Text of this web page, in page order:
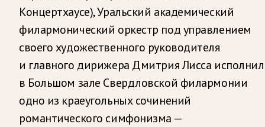
Концертхаусе), Уральский академический
филармонический оркестр под управлением
своего художественного руководителя
и главного дирижера Дмитрия Лисса исполнил
в Большом зале Свердловской филармонии
одно из краеугольных сочинений
романтического симфонизма —